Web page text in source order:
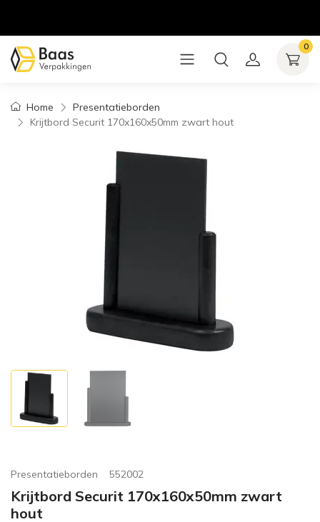
0
Home
Presentatieborden
Krijtbord Securit 170x160x50mm zwart hout
Presentatieborden 552002
Krijtbord Securit 170x160x50mm zwart
hout